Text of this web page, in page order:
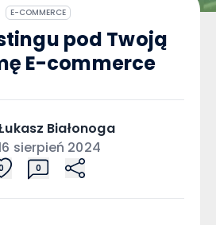
E-COMMERCE
pod Twoją
E-commerce
Białonoga
sierpień 2024
0